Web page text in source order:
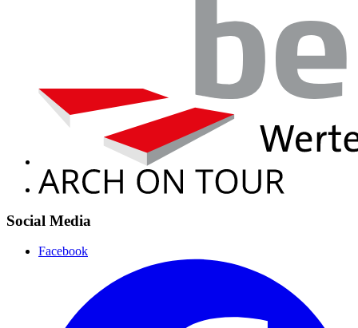
Social Media
Facebook